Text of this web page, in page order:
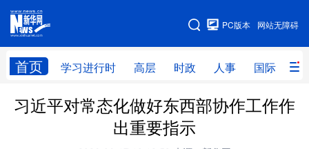
网站无障碍
PC版本
首页 学习进行时 高层 时政 人事 国际 财
网站地图
学习进行时 高层 时政 人事
财经 网评
习近平对常态化做好东西部协作工作作
出重要指示